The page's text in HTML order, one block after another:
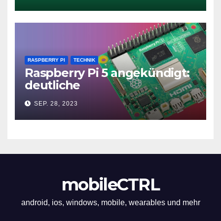
RASPBERRY PI TECHNIK
Raspberry Pi 5 angekündigt:
deutliche
Leistungssteigerung und bis
zu 2x 4K60
SEP. 28, 2023
mobileCTRL
android, ios, windows, mobile, wearables und mehr